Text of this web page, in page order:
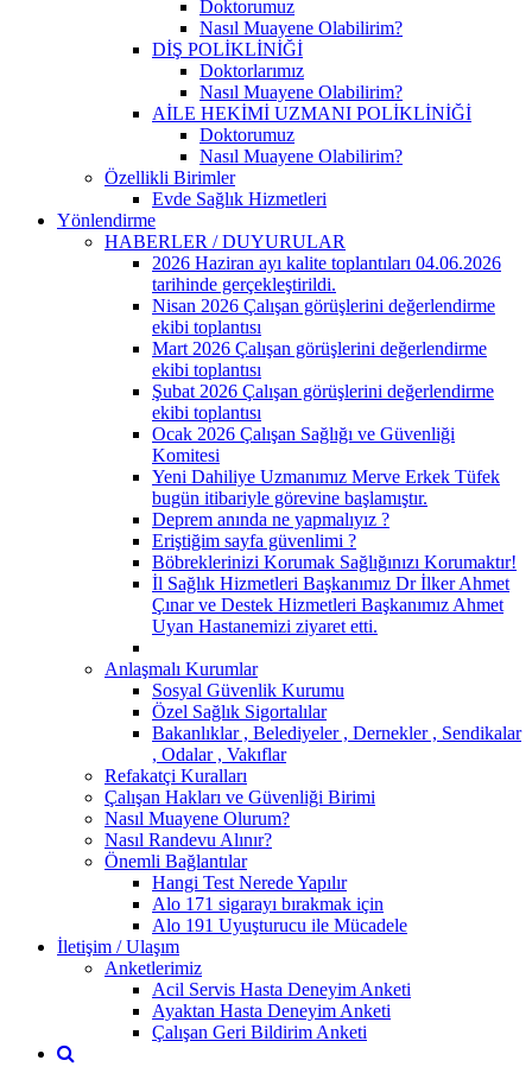
Doktorumuz
Nasıl Muayene Olabilirim?
DİŞ POLİKLİNİĞİ
Doktorlarımız
Nasıl Muayene Olabilirim?
AİLE HEKİMİ UZMANI POLİKLİNİĞİ
Doktorumuz
Nasıl Muayene Olabilirim?
Özellikli Birimler
Evde Sağlık Hizmetleri
Yönlendirme
HABERLER / DUYURULAR
2026 Haziran ayı kalite toplantıları 04.06.2026
tarihinde gerçekleştirildi.
Nisan 2026 Çalışan görüşlerini değerlendirme
ekibi toplantısı
Mart 2026 Çalışan görüşlerini değerlendirme
ekibi toplantısı
Şubat 2026 Çalışan görüşlerini değerlendirme
ekibi toplantısı
Ocak 2026 Çalışan Sağlığı ve Güvenliği
Komitesi
Yeni Dahiliye Uzmanımız Merve Erkek Tüfek
bugün itibariyle görevine başlamıştır.
Deprem anında ne yapmalıyız ?
Eriştiğim sayfa güvenlimi ?
Böbreklerinizi Korumak Sağlığınızı Korumaktır!
İl Sağlık Hizmetleri Başkanımız Dr İlker Ahmet
Çınar ve Destek Hizmetleri Başkanımız Ahmet
Uyan Hastanemizi ziyaret etti.
Anlaşmalı Kurumlar
Sosyal Güvenlik Kurumu
Özel Sağlık Sigortalılar
Bakanlıklar , Belediyeler , Dernekler , Sendikalar
, Odalar , Vakıflar
Refakatçi Kuralları
Çalışan Hakları ve Güvenliği Birimi
Nasıl Muayene Olurum?
Nasıl Randevu Alınır?
Önemli Bağlantılar
Hangi Test Nerede Yapılır
Alo 171 sigarayı bırakmak için
Alo 191 Uyuşturucu ile Mücadele
İletişim / Ulaşım
Anketlerimiz
Acil Servis Hasta Deneyim Anketi
Ayaktan Hasta Deneyim Anketi
Çalışan Geri Bildirim Anketi